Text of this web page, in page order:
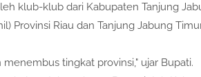
klub-klub dari Kabupaten Tanjung
Provinsi Riau dan Tanjung Jabung
tingkat provinsi," ujar Bupati.